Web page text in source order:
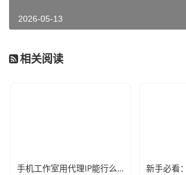
2026-05-13
相关阅读
手机工作室用代理IP能行么？过来人的经验告诉你答案